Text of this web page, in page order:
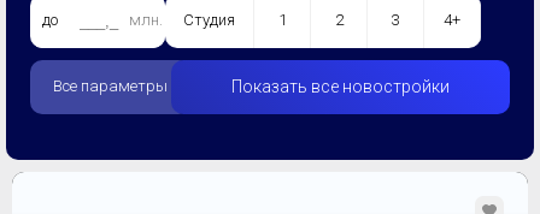
до млн. Студия 1 2 3 4+
Все параметры Показать все новостройки